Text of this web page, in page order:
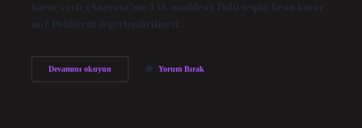
karar verir (Anayasa’nın 138. maddesi). Delil tespiti kesin karar
mı? Delillerin değerlendirilmesi…
Devamını okuyunRapor
Yorum Bırak